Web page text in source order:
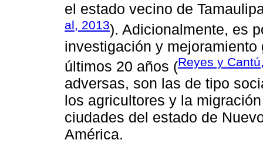
el estado vecino de
al, 2013). Adicionalmente, es
investigación y
últimos 20 años (Reyes y
adversas, son las de tipo
los agricultores y la
ciudades del estado de
América.